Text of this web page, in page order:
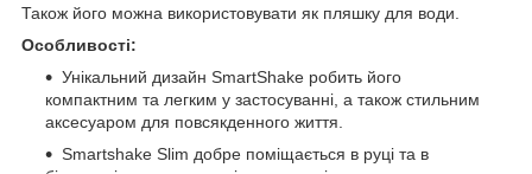
Також його можна використовувати як пляшку для води.
Особливості:
Унікальний дизайн SmartShake робить його
компактним та легким у застосуванні, а також стильним
аксесуаром для повсякденного життя.
Smartshake Slim добре поміщається в руці та в